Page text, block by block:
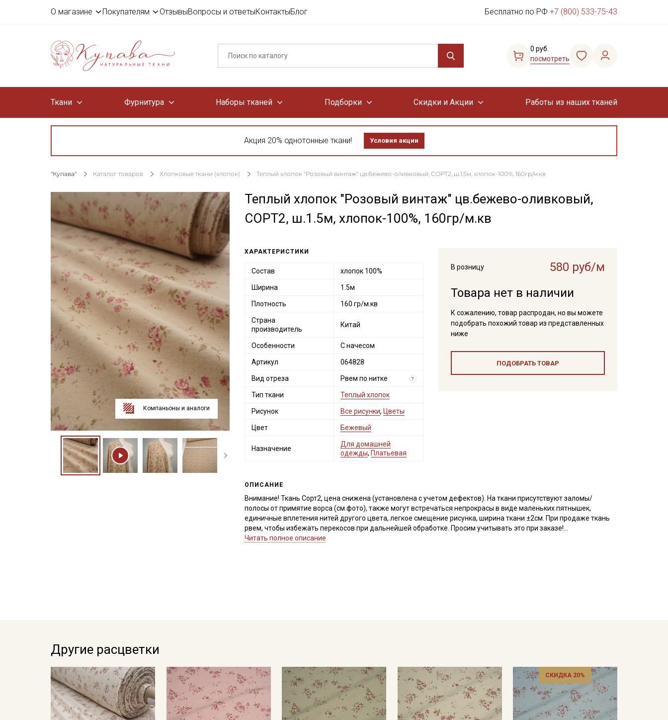
О магазине Покупателям ОтзывыВопросы и ответыКонтактыБлог Бесплатно по РФ +7 (800) 533-75-43
0 руб.
посмотреть
Ткани Фурнитура Наборы тканей Подборки Скидки и Акции Работы из наших тканей
Акция 20% однотонные ткани! Условия акции
"Купава" Каталог товаров Хлопковые ткани (хлопок) Теплый хлопок "Розовый винтаж" цв.бежево-оливковый, СОРТ2, ш.1.5м, хлопок-100%, 160гр/м.кв
Компаньоны и аналоги
Теплый хлопок "Розовый винтаж" цв.бежево-оливковый,
СОРТ2, ш.1.5м, хлопок-100%, 160гр/м.кв
В розницу
580 руб/м
Товара нет в наличии
К сожалению, товар распродан, но вы можете
подобрать похожий товар из представленных
ниже
ПОДОБРАТЬ ТОВАР
ХАРАКТЕРИСТИКИ
Состав хлопок 100%
Ширина 1.5м
Плотность 160 гр/м.кв
Страна
производитель
Китай
Особенности С начесом
Артикул 064828
Вид отреза Рвем по нитке ?
Тип ткани Теплый хлопок
Рисунок Все рисунки, Цветы
Цвет Бежевый
Назначение
Для домашней
одежды, Платьевая
ОПИСАНИЕ
Внимание! Ткань Сорт2, цена снижена (установлена с учетом дефектов). На ткани присутствуют заломы/
полосы от примятие ворса (см.фото), также могут встречаться непрокрасы в виде маленьких пятнышек,
единичные вплетения нитей другого цвета, легкое смещение рисунка, ширина ткани ±2см. При продаже ткань
рвем, чтобы избежать перекосов при дальнейшей обработке. Просим учитывать это при заказе!
- глажка только с изнаночной стороны, подложив махровое полотенце, чтобы не примять ворс.
Цветопередача может отличаться от оригинального цвета ткани в зависимостиот настроек вашего монитора и
в зависимости от партии.
Читать полное описание
Другие расцветки
СКИДКА 20%